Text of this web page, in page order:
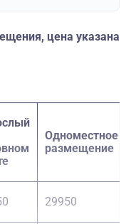
цена указана
Одноместное
размещение
29950